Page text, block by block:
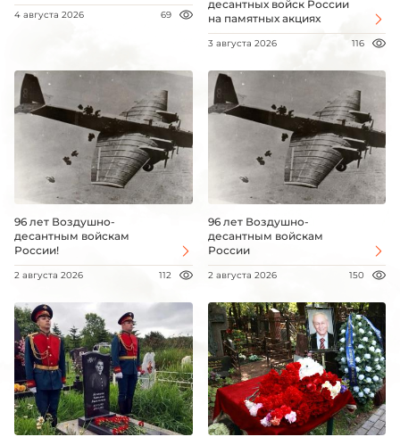
4 августа 2026 69
десантных войск России
на памятных акциях
3 августа 2026 116
96 лет Воздушно-
десантным войскам
России!
2 августа 2026 112
96 лет Воздушно-
десантным войскам
России
2 августа 2026 150